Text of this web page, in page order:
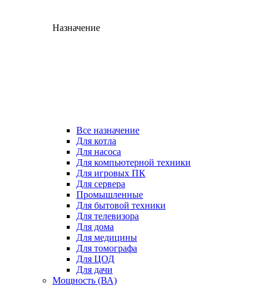
Назначение
Все назначение
Для котла
Для насоса
Для компьютерной техники
Для игровых ПК
Для сервера
Промышленные
Для бытовой техники
Для телевизора
Для дома
Для медицины
Для томографа
Для ЦОД
Для дачи
Мощность (ВА)